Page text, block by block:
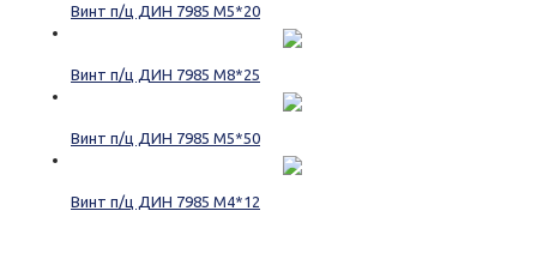
Винт п/ц ДИН 7985 М5*20
Винт п/ц ДИН 7985 М8*25
Винт п/ц ДИН 7985 М5*50
Винт п/ц ДИН 7985 М4*12